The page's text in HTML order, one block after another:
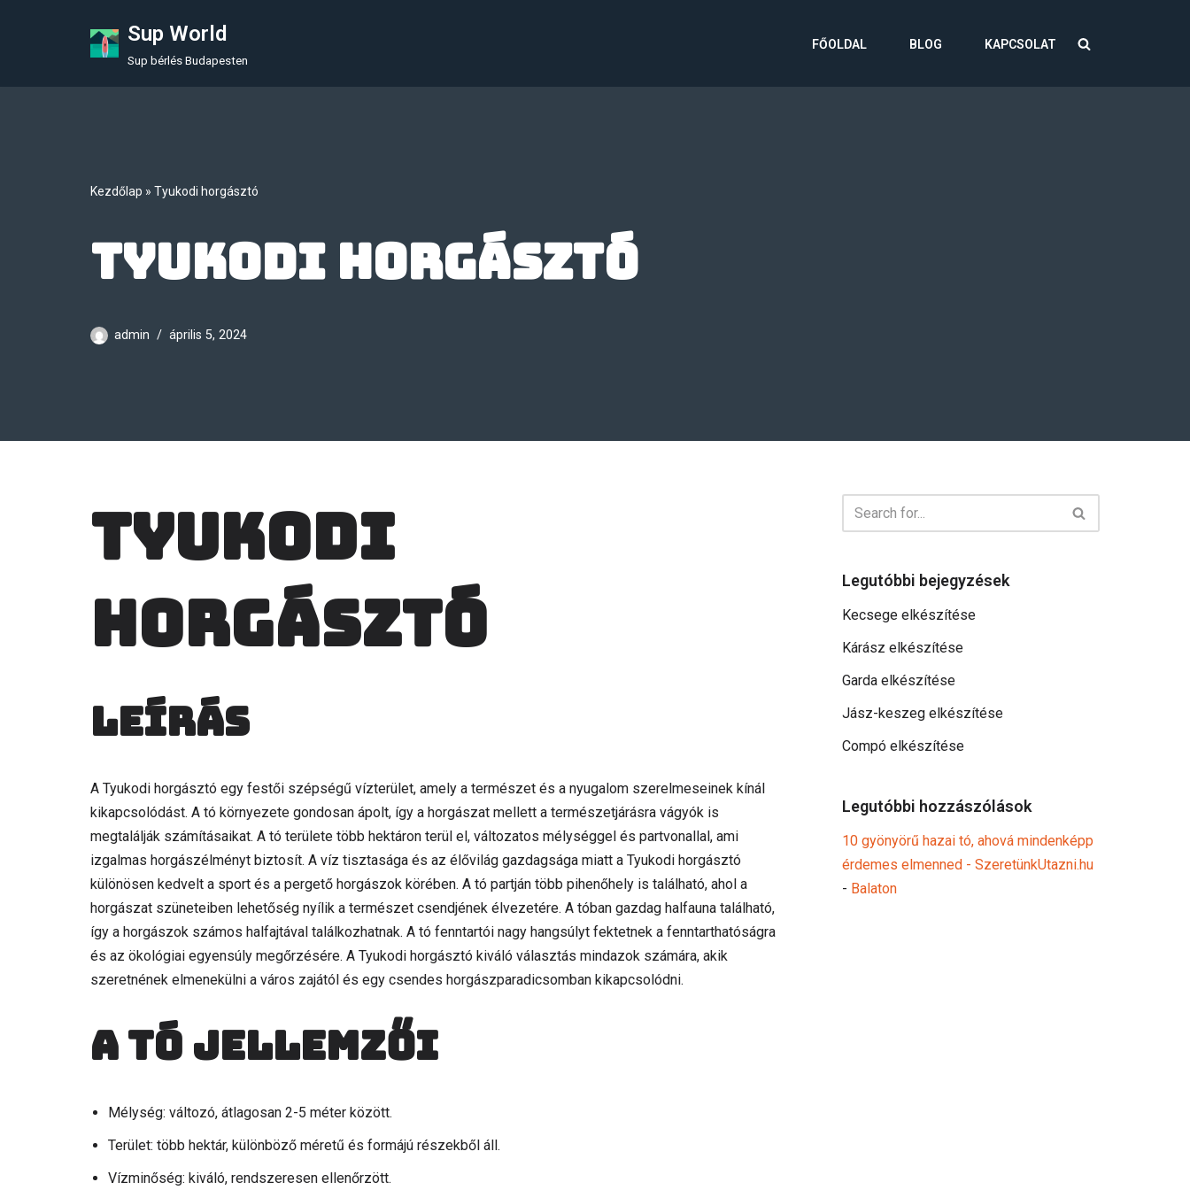
Sup World
Sup bérlés Budapesten
FŐOLDAL BLOG KAPCSOLAT
Kezdőlap » Tyukodi horgásztó
Tyukodi horgásztó
admin április 5, 2024
Tyukodi
horgásztó
Leírás
A Tyukodi horgásztó egy festői szépségű vízterület, amely a természet és a nyugalom szerelmeseinek kínál
kikapcsolódást. A tó környezete gondosan ápolt, így a horgászat mellett a természetjárásra vágyók is
megtalálják számításaikat. A tó területe több hektáron terül el, változatos mélységgel és partvonallal, ami
izgalmas horgászélményt biztosít. A víz tisztasága és az élővilág gazdagsága miatt a Tyukodi horgásztó
különösen kedvelt a sport és a pergető horgászok körében. A tó partján több pihenőhely is található, ahol a
horgászat szüneteiben lehetőség nyílik a természet csendjének élvezetére. A tóban gazdag halfauna található,
így a horgászok számos halfajtával találkozhatnak. A tó fenntartói nagy hangsúlyt fektetnek a fenntarthatóságra
és az ökológiai egyensúly megőrzésére. A Tyukodi horgásztó kiváló választás mindazok számára, akik
szeretnének elmenekülni a város zajától és egy csendes horgászparadicsomban kikapcsolódni.
A tó jellemzői
Mélység: változó, átlagosan 2-5 méter között.
Terület: több hektár, különböző méretű és formájú részekből áll.
Vízminőség: kiváló, rendszeresen ellenőrzött.
Legutóbbi bejegyzések
Kecsege elkészítése
Kárász elkészítése
Garda elkészítése
Jász-keszeg elkészítése
Compó elkészítése
Legutóbbi hozzászólások
10 gyönyörű hazai tó, ahová mindenképp
érdemes elmenned - SzeretünkUtazni.hu
- Balaton